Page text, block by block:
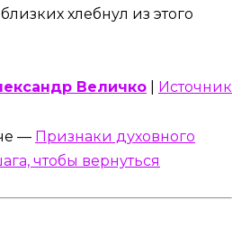
хлебнул из этого
Величко Источник
— Признаки духовного
чтобы вернуться